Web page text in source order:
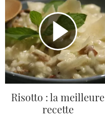
Risotto : la meilleure
recette